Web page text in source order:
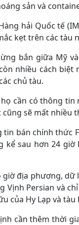
sản và
hải Quốc tế
kẹt trên các tàu
bắn giữa Mỹ
nhiều cách
chủ tàu.
cần có thông
sẽ mất nhiều
bán chính thức
kể sau hơn 24
giờ địa phương,
Vịnh Persian và
của Hy Lạp và
cần thêm thời